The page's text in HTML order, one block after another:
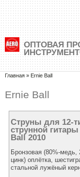
Перейти к основному
Skip to search
ОПТОВАЯ
Вы здесь
Главная » Ernie Ball
Ernie Ball
Струны для 12-
струнной
Ball 2010
Бронзовая (80%-медь,
цинк) оплётка,
стальной лужёный